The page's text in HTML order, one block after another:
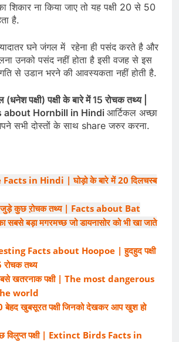
शिकार ना किया जाए तो यह पक्षी 20 से 50
है.
ज्यादातर घने जंगल में रहेना ही पसंद करते है और
उनको पसंद नहीं होता है इसी वजह से इस
गति से उडान भरने की आवस्यकता नहीं होती है.
(धनेश पक्षी) पक्षी के बारे में 15 रोचक तथ्य |
about Hornbill in Hindi आर्टिकल अच्छा
सभी दोस्तों के साथ share जरुर करना.
in Hindi | घोड़ो के बारे में 20 दिलचस्ब
जुड़े कुछ ऱोचक तथ्य | Facts about Bat
सबसे बड़ा मगरमच्छ जो डायनासोर को भी खा जाते
Facts about Hoopoe | हुदहुद पक्षी
रोचक तथ्य
खतरनाक पक्षी | The most dangerous
world
बेहद खुबसूरत पक्षी जिनको देखकर आप खुश हो
विलुप्त पक्षी | Extinct Birds Facts in